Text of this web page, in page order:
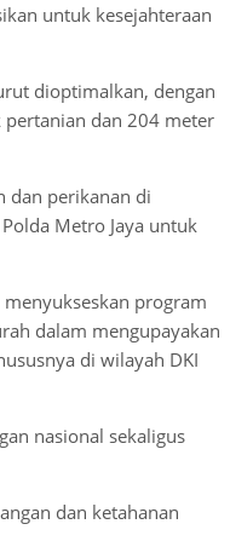
untuk kesejahteraan
dioptimalkan, dengan
dan 204 meter
dan perikanan di
Metro Jaya untuk
program
dalam mengupayakan
di wilayah DKI
nasional sekaligus
dan ketahanan